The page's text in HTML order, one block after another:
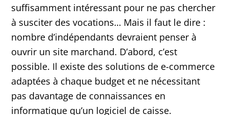
suffisamment intéressant pour ne pas chercher
à susciter des vocations… Mais il faut le dire :
nombre d’indépendants devraient penser à
ouvrir un site marchand. D’abord, c’est
possible. Il existe des solutions de e-commerce
adaptées à chaque budget et ne nécessitant
pas davantage de connaissances en
informatique qu’un logiciel de caisse.